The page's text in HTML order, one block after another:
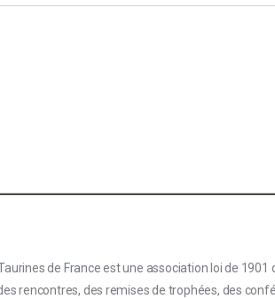
de France est une association loi de 1901
rencontres, des remises de trophées, des